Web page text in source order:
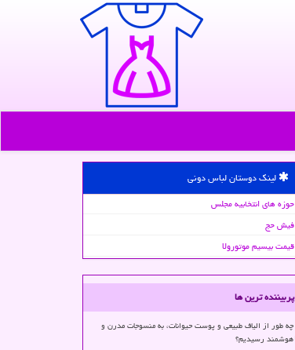
لینک دوستان لباس دونی
حوزه های انتخابیه مجلس
فیش حج
قیمت بیسیم موتورولا
پربیننده ترین ها
چه طور از الیاف طبیعی و پوست حیوانات، به منسوجات مدرن و
هوشمند رسیدیم؟